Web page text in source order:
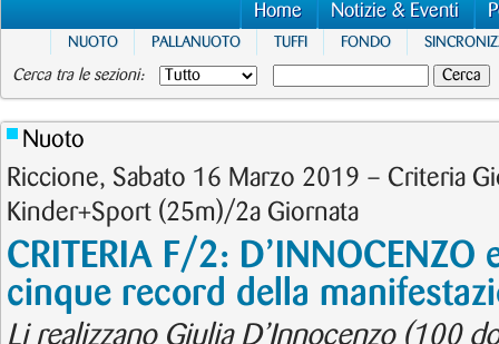
Home Notizie & Eventi
NUOTO PALLANUOTO TUFFI FONDO
Cerca tra le sezioni:
Nuoto
Riccione, Sabato 16 Marzo 2019 – Criteria
Kinder+Sport (25m)/2a Giornata
CRITERIA F/2:
cinque record della
Li realizzano Giulia D’Innocenzo (100